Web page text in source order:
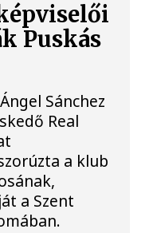
Puskás
Sánchez
Real
a klub
a Szent